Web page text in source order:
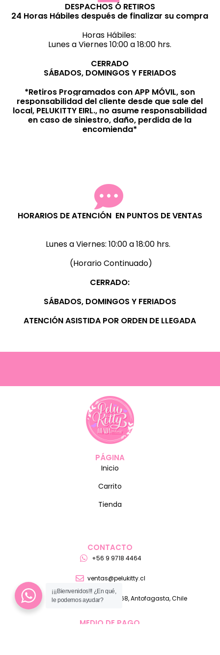
DESPACHOS Ó RETIROS
24 Horas Hábiles después de finalizar su compra
Horas Hábiles:
Lunes a Viernes 10:00 a 18:00 hrs.
CERRADO
SÁBADOS, DOMINGOS Y FERIADOS
*Retiros Programados con APP MÓVIL, son
responsabilidad del cliente desde que sale del
local, PELUKITTY EIRL., no asume responsabilidad
en caso de siniestro, daño, perdida de la
encomienda*
HORARIOS DE ATENCIÓN EN PUNTOS DE VENTAS
Lunes a Viernes: 10:00 a 18:00 hrs.
(Horario Continuado)
CERRADO:
SÁBADOS, DOMINGOS Y FERIADOS
ATENCIÓN ASISTIDA POR ORDEN DE LLEGADA
PÁGINA
Inicio
Carrito
Tienda
CONTACTO
+56 9 9718 4464
ventas@pelukitty.cl
Teniente Manuel Orella 1368, Antofagasta, Chile
MEDIO DE PAGO
¡¡¡Bienvenidos!!! ¿En qué,
le podemos ayudar?